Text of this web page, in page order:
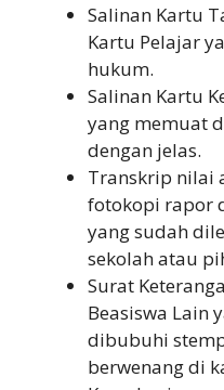
Salinan Kartu
Kartu Pelajar
hukum.
Salinan Kartu
yang memuat
dengan jelas.
Transkrip nilai
fotokopi rapor
yang sudah
sekolah atau
Surat
Beasiswa Lain
dibubuhi
berwenang di